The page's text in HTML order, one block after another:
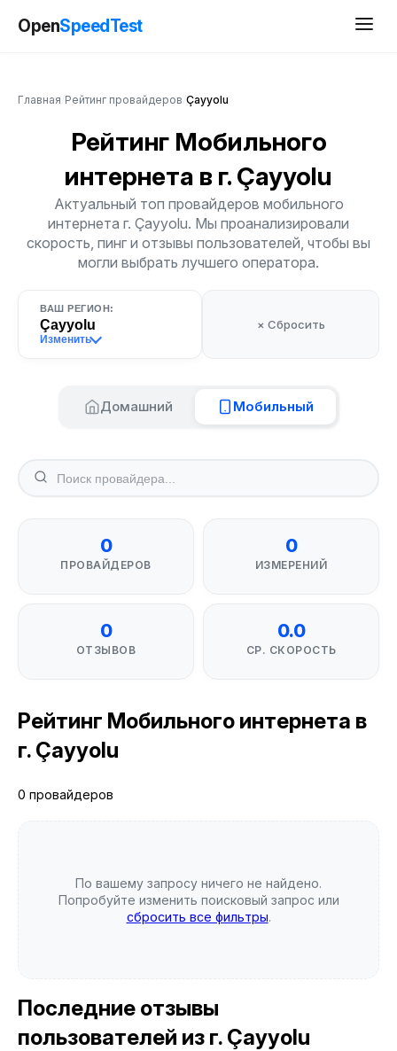
OpenSpeedTest
Главная Рейтинг провайдеров Çayyolu
Рейтинг Мобильного
интернета в г. Çayyolu
Актуальный топ провайдеров мобильного
интернета г. Çayyolu. Мы проанализировали
скорость, пинг и отзывы пользователей, чтобы вы
могли выбрать лучшего оператора.
ВАШ РЕГИОН:
Çayyolu
Изменить
× Сбросить
Домашний Мобильный
0
ПРОВАЙДЕРОВ
0
ИЗМЕРЕНИЙ
0
ОТЗЫВОВ
0.0
СР. СКОРОСТЬ
Рейтинг Мобильного интернета в
г. Çayyolu
0 провайдеров
По вашему запросу ничего не найдено.
Попробуйте изменить поисковый запрос или
сбросить все фильтры.
Последние отзывы
пользователей из г. Çayyolu